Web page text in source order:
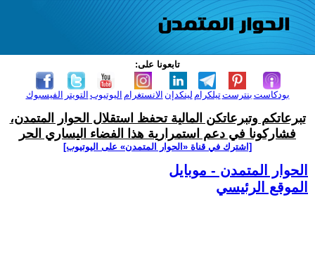
تابعونا على:
الفيسبوك التويتر اليوتيوب الانستغرام لينكدإن تيلكرامبنترست بودكاست
تبرعاتكم وتبرعاتكن المالية تحفظ استقلال الحوار المتمدن،
فشاركونا في دعم استمرارية هذا الفضاء اليساري الحر
[اشترك في قناة ‫«الحوار المتمدن» على اليوتيوب]
الحوار المتمدن - موبايل
الموقع الرئيسي